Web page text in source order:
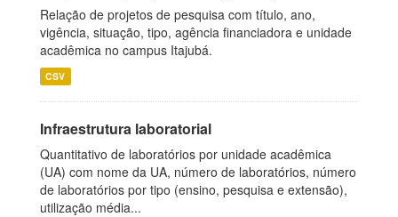
Relação de projetos de pesquisa com título, ano,
vigência, situação, tipo, agência financiadora e unidade
acadêmica no campus Itajubá.
CSV
Infraestrutura laboratorial
Quantitativo de laboratórios por unidade acadêmica
(UA) com nome da UA, número de laboratórios, número
de laboratórios por tipo (ensino, pesquisa e extensão),
utilização média...